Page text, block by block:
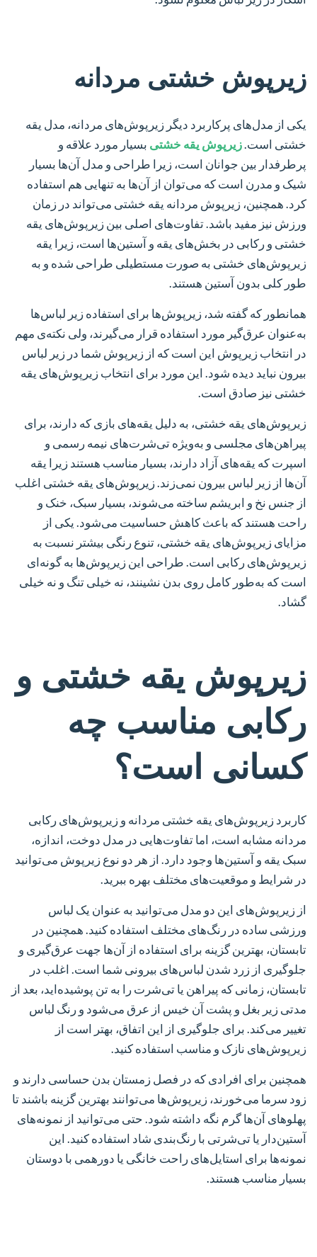
زیرپوش خشتی مردانه
یکی از مدل‌های پرکاربرد دیگر زیرپوش‌های مردانه، مدل یقه
خشتی است.زیرپوش یقه خشتی بسیار مورد علاقه و
پرطرفدار بین جوانان است، زیرا طراحی و مدل آن‌ها بسیار
شیک و مدرن است که می‌توان از آن‌ها به تنهایی هم استفاده
کرد. همچنین، زیرپوش مردانه یقه خشتی می‌تواند در زمان
ورزش نیز مفید باشد. تفاوت‌های اصلی بین زیرپوش‌های یقه
خشتی و رکابی در بخش‌های یقه و آستین‌ها است، زیرا یقه
زیرپوش‌های خشتی به صورت مستطیلی طراحی شده و به
طور کلی بدون آستین هستند.
همانطور که گفته شد، زیرپوش‌ها برای استفاده زیر لباس‌ها
به‌عنوان عرق‌گیر مورد استفاده قرار می‌گیرند، ولی نکته‌ی مهم
در انتخاب زیرپوش این است که از زیرپوش شما در زیر لباس
بیرون نباید دیده شود. این مورد برای انتخاب زیرپوش‌های یقه
خشتی نیز صادق است.
زیرپوش‌های یقه خشتی، به دلیل یقه‌های بازی که دارند، برای
پیراهن‌های مجلسی و به‌ویژه تی‌شرت‌های نیمه رسمی و
اسپرت که یقه‌های آزاد دارند، بسیار مناسب هستند زیرا یقه
آن‌ها از زیر لباس بیرون نمی‌زند. زیرپوش‌های یقه خشتی اغلب
از جنس نخ و ابریشم ساخته می‌شوند، بسیار سبک، خنک و
راحت هستند که باعث کاهش حساسیت می‌شود. یکی از
مزایای زیرپوش‌های یقه خشتی، تنوع رنگی بیشتر نسبت به
زیرپوش‌های رکابی است. طراحی این زیرپوش‌ها به گونه‌ای
است که به‌طور کامل روی بدن نشینند، نه خیلی تنگ و نه خیلی
گشاد.
زیرپوش یقه خشتی و
رکابی مناسب چه
کسانی است؟
کاربرد زیرپوش‌های یقه خشتی مردانه و زیرپوش‌های رکابی
مردانه مشابه است، اما تفاوت‌هایی در مدل دوخت، اندازه،
سبک یقه و آستین‌ها وجود دارد. از هر دو نوع زیرپوش می‌توانید
در شرایط و موقعیت‌های مختلف بهره ببرید.
از زیرپوش‌های این دو مدل می‌توانید به عنوان یک لباس
ورزشی ساده در رنگ‌های مختلف استفاده کنید. همچنین در
تابستان، بهترین گزینه برای استفاده از آن‌ها جهت عرق‌گیری و
جلوگیری از زرد شدن لباس‌های بیرونی شما است. اغلب در
تابستان، زمانی که پیراهن یا تی‌شرت را به تن پوشیده‌اید، بعد از
مدتی زیر بغل و پشت آن خیس از عرق می‌شود و رنگ لباس
تغییر می‌کند. برای جلوگیری از این اتفاق، بهتر است از
زیرپوش‌های نازک و مناسب استفاده کنید.
همچنین برای افرادی که در فصل زمستان بدن حساسی دارند و
زود سرما می‌خورند، زیرپوش‌ها می‌توانند بهترین گزینه باشند تا
پهلوهای آن‌ها گرم نگه داشته شود. حتی می‌توانید از نمونه‌های
آستین‌دار یا تی‌شرتی با رنگ‌بندی شاد استفاده کنید. این
نمونه‌ها برای استایل‌های راحت خانگی یا دورهمی با دوستان
بسیار مناسب هستند.